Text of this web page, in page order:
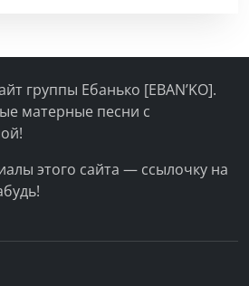
группы Ебанько [EBAN’KO].
матерные песни с
этого сайта — ссылочку на